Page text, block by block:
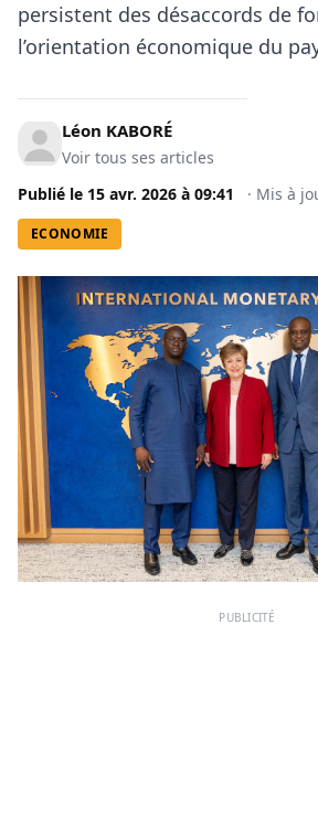
persistent des désaccords de
l’orientation économique du
Léon KABORÉ
Voir tous ses articles
Publié le 15 avr. 2026 à 09:41 · Mis à
ECONOMIE
PUBLICITÉ